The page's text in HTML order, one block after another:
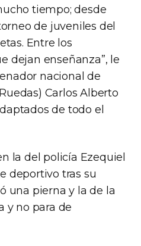
tiempo; desde
de juveniles del
Entre los
dejan enseñanza”, le
nacional de
Carlos Alberto
de todo el
la del policía Ezequiel
deportivo tras su
una pierna y la de la
y no para de